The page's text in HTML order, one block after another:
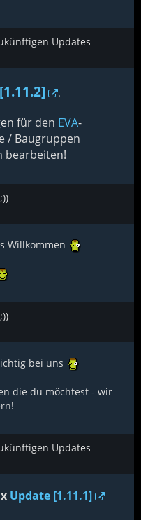
Updates
.
für den EVA-
/ Baugruppen
bearbeiten!
Willkommen
bei uns
die du möchtest - wir
Updates
Update [1.11.1]